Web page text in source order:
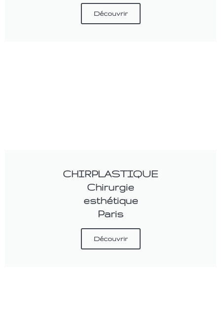
Découvrir
CHIRPLASTIQUE
Chirurgie
esthétique
Paris
Découvrir